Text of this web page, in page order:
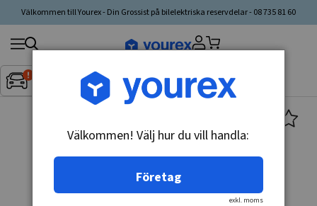
Välkommen till Yourex - Din Grossist på bilelektriska reservdelar - 08 735 81 60
Inget fordon valt▼
Sök
produkt,
tillverkare,
Välkommen! Välj hur du vill handla:
Företag
exkl. moms